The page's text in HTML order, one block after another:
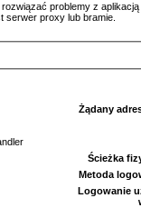
problemy z
serwer proxy lub bramie.
Żądany
Ścieżka
Metoda
Logowanie